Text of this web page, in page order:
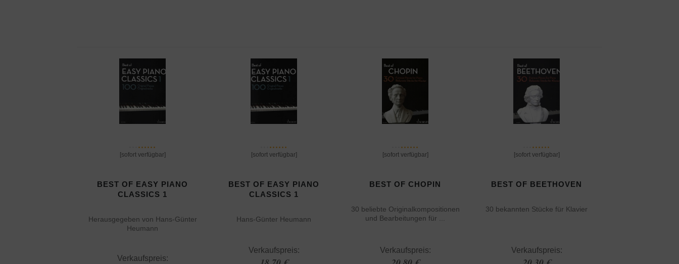
[sofort verfügbar]
BEST OF EASY PIANO
CLASSICS 1
Herausgegeben von Hans-Günter
Heumann
Verkaufspreis:
[sofort verfügbar]
BEST OF EASY PIANO
CLASSICS 1
Hans-Günter Heumann
Verkaufspreis:
[sofort verfügbar]
BEST OF CHOPIN
30 beliebte Originalkompositionen
und Bearbeitungen für ...
Verkaufspreis:
[sofort verfügbar]
BEST OF BEETHOVEN
30 bekannten Stücke für Klavier
Verkaufspreis: